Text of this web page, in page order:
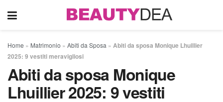
Home » Matrimonio » Abiti da Sposa » Abiti da sposa Monique Lhuillier
2025: 9 vestiti meravigliosi
Abiti da sposa Monique
Lhuillier 2025: 9 vestiti